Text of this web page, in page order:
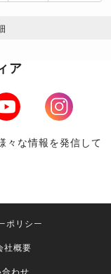
ア
Instagram
々な情報を発信して
ポリシー
社概要
わせ